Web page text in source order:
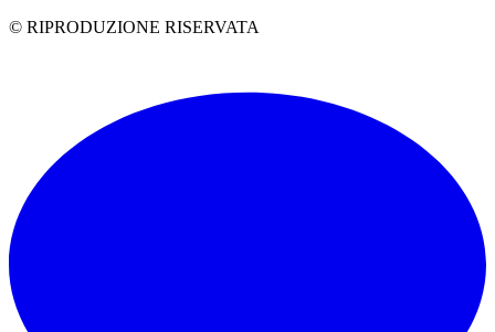
© RIPRODUZIONE RISERVATA